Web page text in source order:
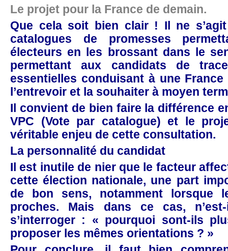
Le projet pour la France de demain.
Que cela soit bien clair ! Il ne
catalogues de promesses
électeurs en les brossant dans le
permettant aux candidats de
essentielles conduisant à une France
l’entrevoir et la souhaiter à moyen
Il convient de bien faire la différence
VPC (Vote par catalogue) et le
véritable enjeu de cette consultation.
La personnalité du candidat
Il est inutile de nier que le facteur
cette élection nationale, une part
de bon sens, notamment lorsque
proches. Mais dans ce cas,
s’interroger : « pourquoi sont-ils
proposer les mêmes orientations ? »